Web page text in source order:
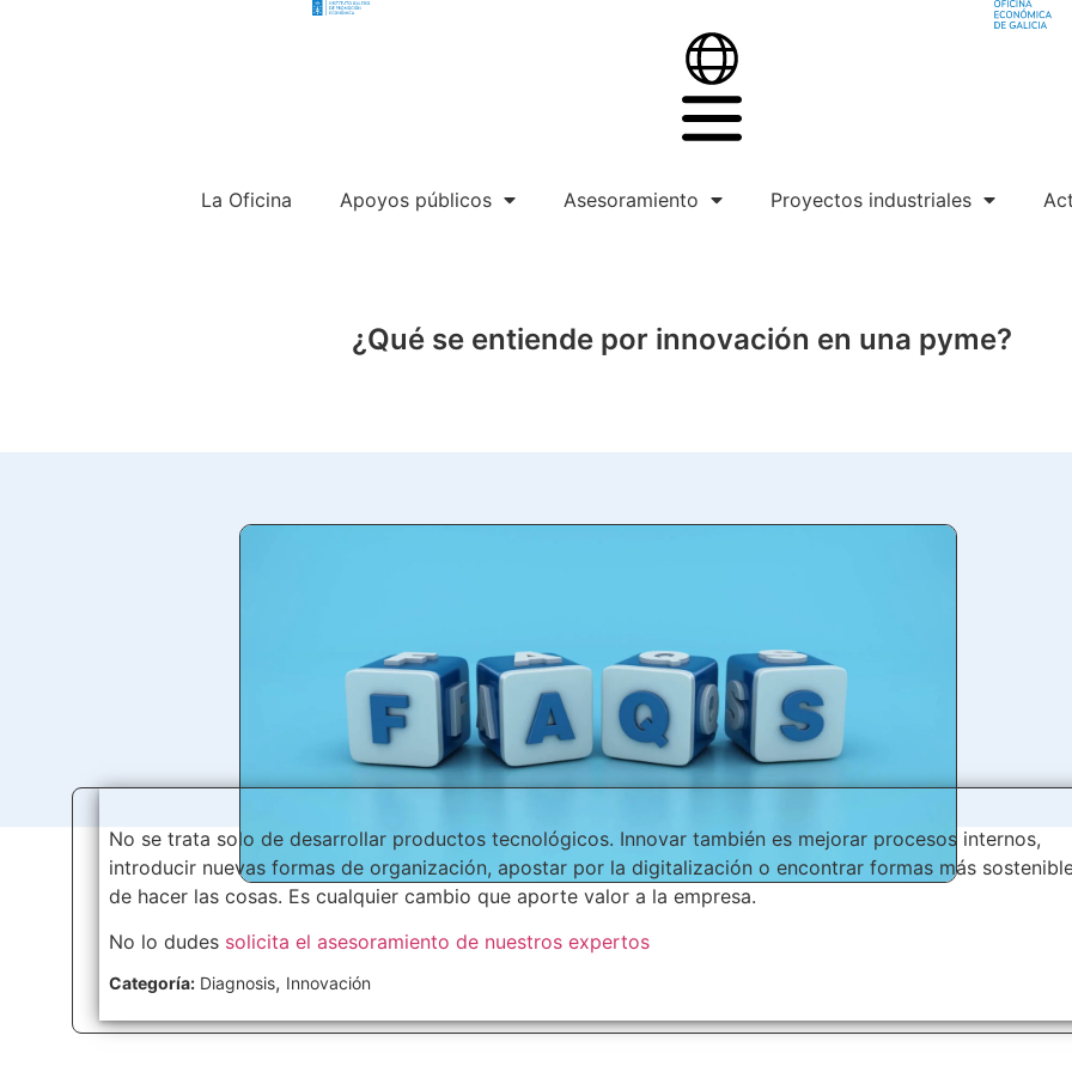
La Oficina Apoyos públicos Asesoramiento Proyectos industriales
¿Qué se entiende por innovación en una pyme?
No se trata solo de desarrollar productos tecnológicos. Innovar también es mejorar procesos internos,
introducir nuevas formas de organización, apostar por la digitalización o encontrar formas más
de hacer las cosas. Es cualquier cambio que aporte valor a la empresa.
No lo dudes solicita el asesoramiento de nuestros expertos
Categoría: Diagnosis, Innovación